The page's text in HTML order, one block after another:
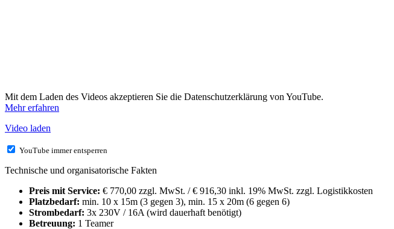
Mit dem Laden des Videos akzeptieren Sie die Datenschutzerklärung von YouTube.
Mehr erfahren
Video laden
YouTube immer entsperren
Technische und organisatorische Fakten
Preis mit Service: € 770,00 zzgl. MwSt. / € 916,30 inkl. 19% MwSt. zzgl. Logistikkosten
Platzbedarf: min. 10 x 15m (3 gegen 3), min. 15 x 20m (6 gegen 6)
Strombedarf: 3x 230V / 16A (wird dauerhaft benötigt)
Betreuung: 1 Teamer